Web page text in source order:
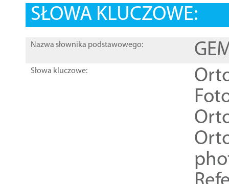
SŁOWA KLUCZOWE:
Nazwa słownika podstawowego:
Słowa kluczowe: